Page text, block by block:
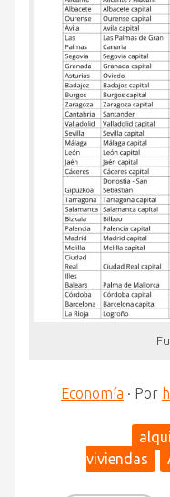
Economía · Por
viviendas